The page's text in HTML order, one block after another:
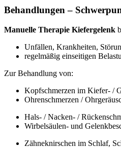
Behandlungen –
Manuelle Therapie Kiefergelenk
Unfällen, Krankheiten,
regelmäßig einseitigen
Zur Behandlung von:
Kopfschmerzen im Kiefer- /
Ohrenschmerzen /
Hals- / Nacken- /
Wirbelsäulen- und
Zähneknirschen im Schlaf,